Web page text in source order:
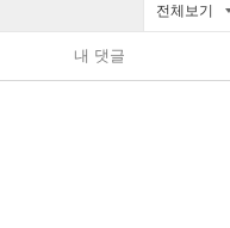
전체보기
내 댓글